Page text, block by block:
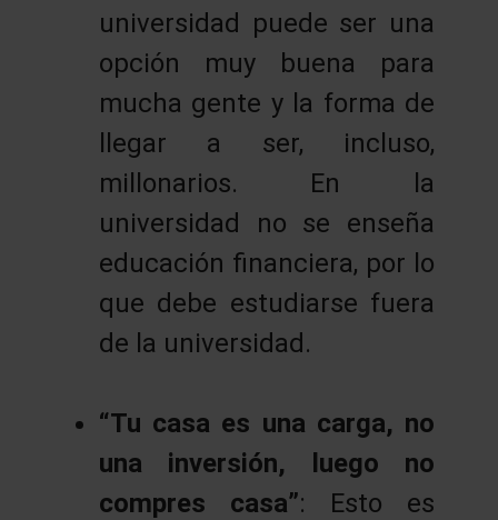
universidad puede ser una
opción muy buena para
mucha gente y la forma de
llegar a ser, incluso,
millonarios. En la
universidad no se enseña
educación financiera, por lo
que debe estudiarse fuera
de la universidad.
“Tu casa es una carga, no
una inversión, luego no
compres casa”: Esto es